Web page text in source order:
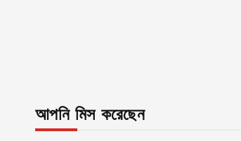
আপনি মিস করেছেন